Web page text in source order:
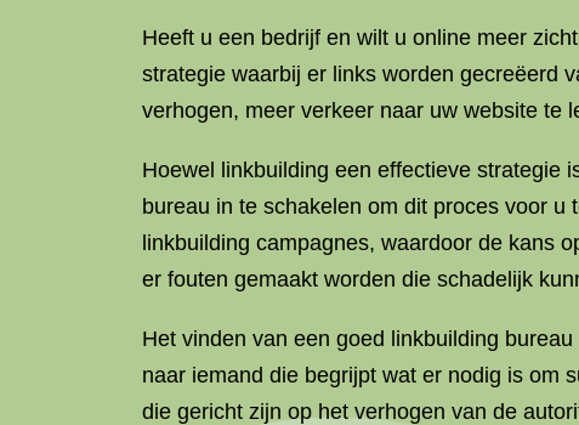
Heeft u een bedrijf en wilt u online meer
strategie waarbij er links worden gecreëerd
verhogen, meer verkeer naar uw website te
Hoewel linkbuilding een effectieve strategie
bureau in te schakelen om dit proces voor
linkbuilding campagnes, waardoor de kans
er fouten gemaakt worden die schadelijk
Het vinden van een goed linkbuilding
naar iemand die begrijpt wat er nodig is om
die gericht zijn op het verhogen van de